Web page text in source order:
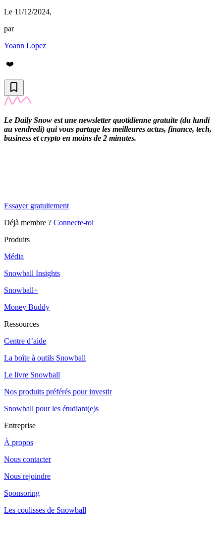
Le 11/12/2024,
par
Yoann Lopez
❤️
Le Daily Snow est une newsletter quotidienne gratuite (du lundi
au vendredi) qui vous partage les meilleures actus, finance, tech,
business et crypto en moins de 2 minutes.
Essayer gratuitement
Déjà membre ? Connecte-toi
Produits
Média
Snowball Insights
Snowball+
Money Buddy
Ressources
Centre d’aide
La boîte à outils Snowball
Le livre Snowball
Nos produits préférés pour investir
Snowball pour les étudiant(e)s
Entreprise
À propos
Nous contacter
Nous rejoindre
Sponsoring
Les coulisses de Snowball